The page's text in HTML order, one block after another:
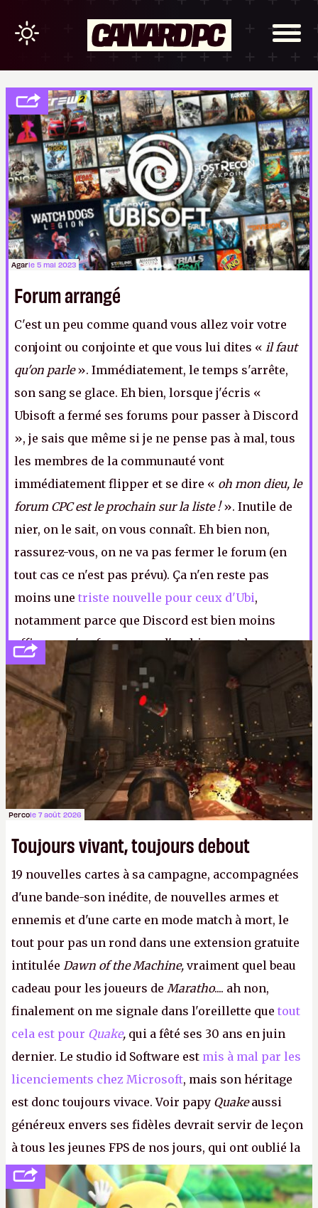
Agarle 5 mai 2023
Forum arrangé
C'est un peu comme quand vous allez voir votre
conjoint ou conjointe et que vous lui dites « il faut
qu'on parle». Immédiatement, le temps s'arrête,
son sang se glace. Eh bien, lorsque j'écris «
Ubisoft a fermé ses forums pour passer à Discord
», je sais que même si je ne pense pas à mal, tous
les membres de la communauté vont
immédiatement flipper et se dire « oh mon dieu, le
forum CPC est le prochain sur la liste !». Inutile de
nier, on le sait, on vous connaît. Eh bien non,
rassurez-vous, on ne va pas fermer le forum (en
tout cas ce n'est pas prévu). Ça n'en reste pas
moins une triste nouvelle pour ceux d'Ubi,
notamment parce que Discord est bien moins
efficace qu'un forum pour l'archivage et la
recherche dans de vieux posts.
Percole 7 août 2026
Toujours vivant, toujours debout
19 nouvelles cartes à sa campagne, accompagnées
d'une bande-son inédite, de nouvelles armes et
ennemis et d'une carte en mode match à mort, le
tout pour pas un rond dans une extension gratuite
intitulée Dawn of the Machine, vraiment quel beau
cadeau pour les joueurs de Maratho.... ah non,
finalement on me signale dans l'oreillette que tout
cela est pour Quake, qui a fêté ses 30 ans en juin
dernier. Le studio id Software est mis à mal par les
licenciements chez Microsoft, mais son héritage
est donc toujours vivace. Voir papy Quakeaussi
généreux envers ses fidèles devrait servir de leçon
à tous les jeunes FPS de nos jours, qui ont oublié la
politesse et le respect envers leurs joueurs et les
anciens. Il leur faudrait une bonne guerre des